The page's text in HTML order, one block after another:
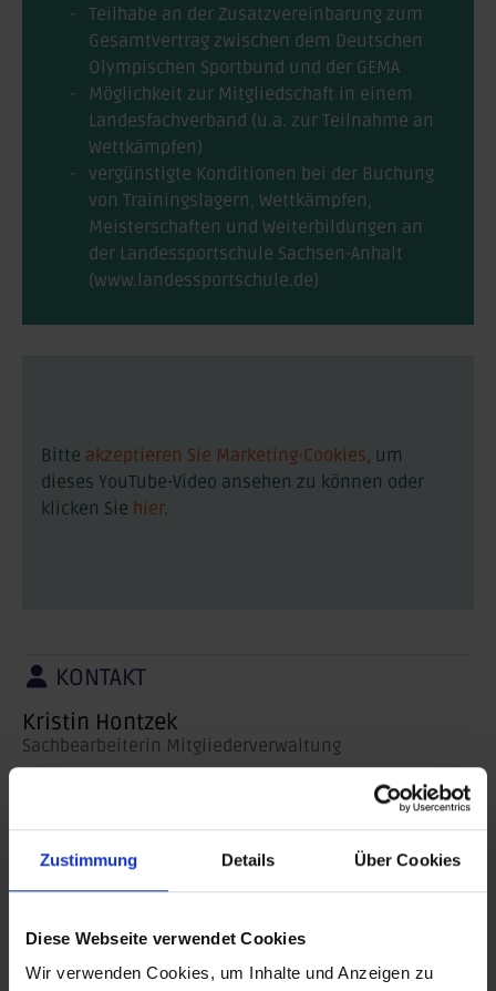
Zustimmung Details Über Cookies
Diese Webseite verwendet Cookies
Wir verwenden Cookies, um Inhalte und Anzeigen zu
Teilhabe an der Zusatzvereinbarung zum
Gesamtvertrag zwischen dem Deutschen
Olympischen Sportbund und der GEMA
Möglichkeit zur Mitgliedschaft in einem
Landesfachverband (u.a. zur Teilnahme an
Wettkämpfen)
vergünstigte Konditionen bei der Buchung
von Trainingslagern, Wettkämpfen,
Meisterschaften und Weiterbildungen an
der Landessportschule Sachsen-Anhalt
(www.landessportschule.de)
Bitte akzeptieren Sie Marketing-Cookies, um
dieses YouTube-Video ansehen zu können oder
klicken Sie hier.
KONTAKT
Kristin Hontzek
Sachbearbeiterin Mitgliederverwaltung
DOWNLOADS
Aufnahmeantrag Vereine 122 KB